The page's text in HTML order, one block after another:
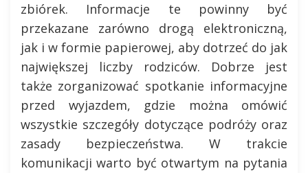
zbiórek. Informacje te powinny być
przekazane zarówno drogą elektroniczną,
jak i w formie papierowej, aby dotrzeć do jak
największej liczby rodziców. Dobrze jest
także zorganizować spotkanie informacyjne
przed wyjazdem, gdzie można omówić
wszystkie szczegóły dotyczące podróży oraz
zasady bezpieczeństwa. W trakcie
komunikacji warto być otwartym na pytania